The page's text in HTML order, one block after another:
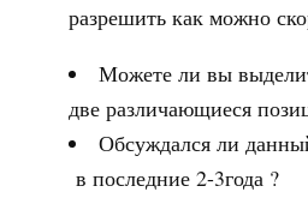
разрешить как можно
Можете ли вы
две различающиеся
Обсуждался ли
в последние 2-3года ?